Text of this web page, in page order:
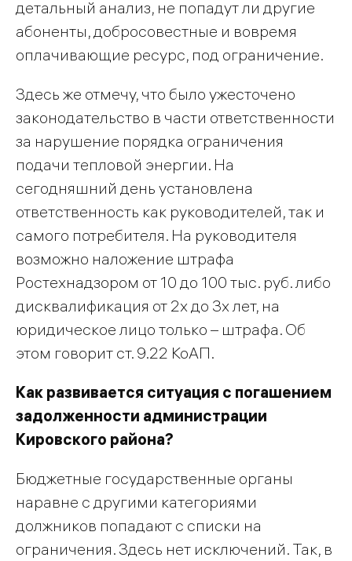
детальный анализ, не попадут ли другие
абоненты, добросовестные и вовремя
оплачивающие ресурс, под ограничение.
Здесь же отмечу, что было ужесточено
законодательство в части ответственности
за нарушение порядка ограничения
подачи тепловой энергии. На
сегодняшний день установлена
ответственность как руководителей, так и
самого потребителя. На руководителя
возможно наложение штрафа
Ростехнадзором от 10 до 100 тыс. руб. либо
дисквалификация от 2х до 3х лет, на
юридическое лицо только – штрафа. Об
этом говорит ст. 9.22 КоАП.
Как развивается ситуация с погашением
задолженности администрации
Кировского района?
Бюджетные государственные органы
наравне с другими категориями
должников попадают с списки на
ограничения. Здесь нет исключений. Так, в